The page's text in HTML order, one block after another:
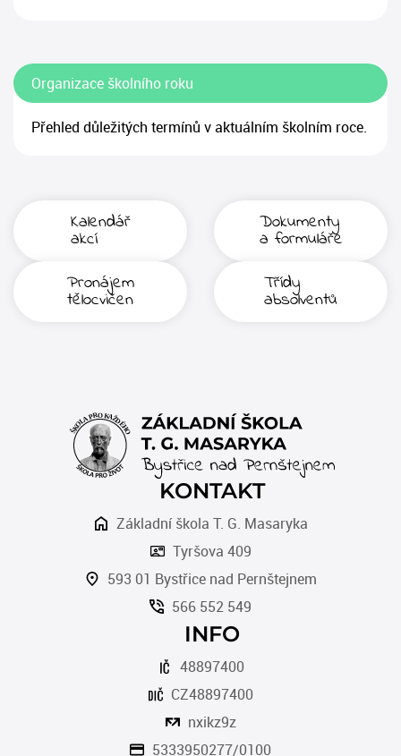
Organizace školního roku
Přehled důležitých termínů v aktuálním školním roce.
Kalendář
akcí
Dokumenty
a formuláře
Pronájem
tělocvičen
Třídy
absolventů
KONTAKT
Základní škola T. G. Masaryka
Tyršova 409
593 01 Bystřice nad Pernštejnem
566 552 549
INFO
48897400
CZ48897400
nxikz9z
5333950277/0100